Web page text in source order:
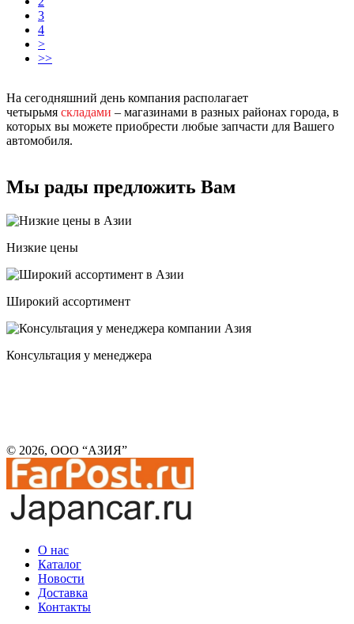
3
4
>
>>
На сегодняшний день компания располагает
четырьмя складами – магазинами в разных районах города, в
которых вы можете приобрести любые запчасти для Вашего
автомобиля.
Мы рады предложить Вам
Низкие цены
Широкий ассортимент
Консультация у менеджера
© 2026, ООО “АЗИЯ”
О нас
Каталог
Новости
Доставка
Контакты